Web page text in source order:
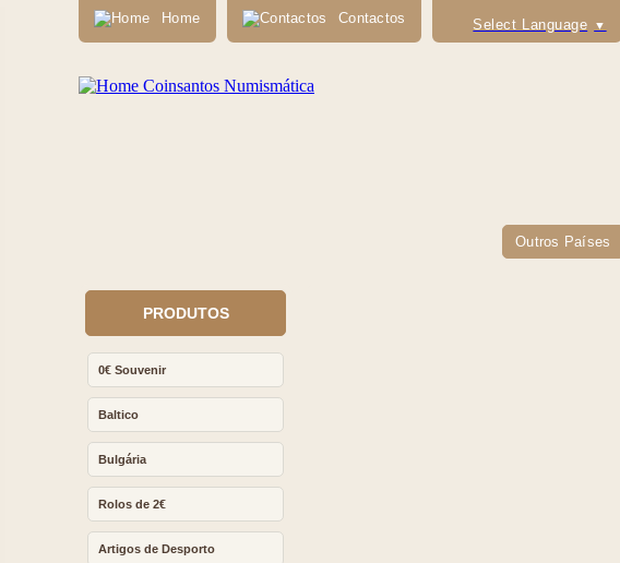
Home Contactos Select Language ▼
Outros Países
PRODUTOS
0€ Souvenir
Baltico
Bulgária
Rolos de 2€
Artigos de Desporto